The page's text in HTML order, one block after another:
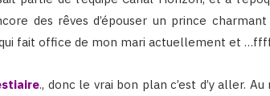
des rêves d’épouser un prince
qui fait office de mon mari actuellement et
., donc le vrai bon plan c’est d’y aller.